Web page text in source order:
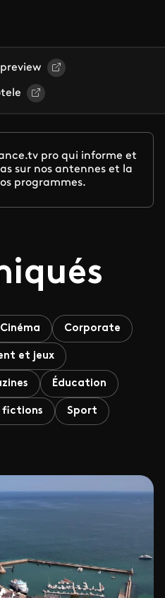
pro qui informe et
sur nos antennes et la
programmes.
Cinéma Corporate
et jeux
Éducation
fictions Sport